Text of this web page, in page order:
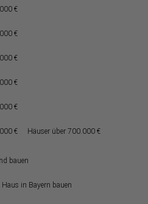
€
€
€
€
€
€ Häuser über 700.000 €
bauen
Haus in Bayern bauen